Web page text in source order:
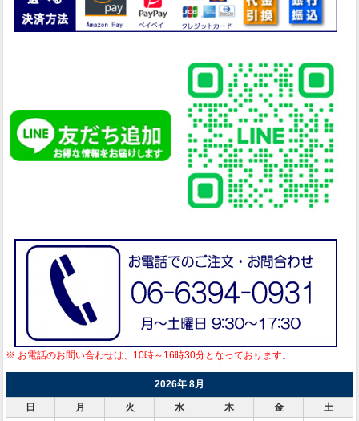
※ お電話のお問い合わせは、10時～16時30分となっております。
2026年 8月
日 月 火 水 木 金
土